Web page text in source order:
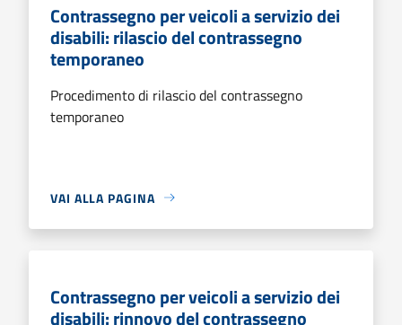
Contrassegno per veicoli a servizio dei
disabili: rilascio del contrassegno
temporaneo
Procedimento di rilascio del contrassegno
temporaneo
VAI ALLA PAGINA
Contrassegno per veicoli a servizio dei
disabili: rinnovo del contrassegno